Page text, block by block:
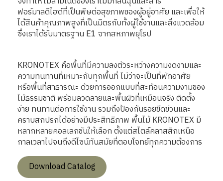
ฟอร์มาลดีไฮด์ที่เป็นพิษต่อสุขภาพของผู้อยู่อาศัย และเพื่อให้
ได้สินค้าคุณภาพสูงที่เป็นมิตรกับทั้งผู้ใช้งานและสิ่งแวดล้อม
ซึ่งเราได้รับมาตรฐาน E1 จากสหภาพยุโรป
KRONOTEX คือพื้นที่มีความลงตัวระหว่างความงดงามและ
ความทนทานที่เหมาะกับทุกพื้นที่ ไม่ว่าจะเป็นที่พักอาศัย
หรือพื้นที่สาธารณะ ด้วยการออกแบบที่สะท้อนความงามของ
ไม้ธรรมชาติ พร้อมลวดลายและพื้นผิวที่เหมือนจริง ติดตั้ง
ง่าย ทนทานต่อการใช้งาน รวมถึงป้องกันรอยขีดข่วนและ
คราบสกปรกได้อย่างมีประสิทธิภาพ พื้นไม้ KRONOTEX มี
หลากหลายคอลเลกชันให้เลือก ตั้งแต่สไตล์คลาสสิกเหนือ
กาลเวลาไปจนถึงดีไซน์ทันสมัยที่ตอบโจทย์ทุกความต้องการ
Download Catalog